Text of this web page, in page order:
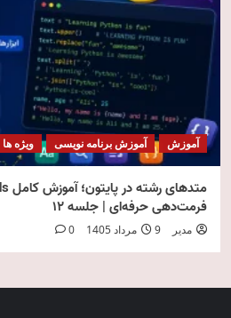
آموزش آموزش برنامه نویسی ویژه ها
فرمت‌دهی حرفه‌ای | جلسه ۱۲
مدیر 9 مرداد 1405 0